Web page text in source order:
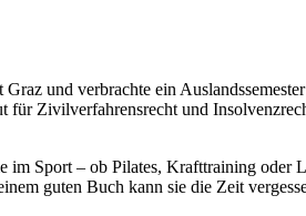
und verbrachte ein
für Zivilverfahrensrecht und
Sport – ob Pilates, Krafttraining oder
guten Buch kann sie die Zeit